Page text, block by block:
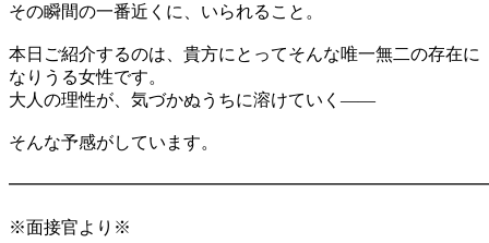
その瞬間の一番近くに、いられること。
本日ご紹介するのは、貴方にとってそんな唯一無二の存在に
なりうる女性です。
大人の理性が、気づかぬうちに溶けていく――
そんな予感がしています。
※面接官より※